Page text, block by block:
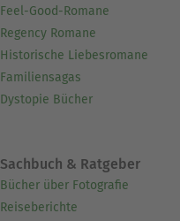
Feel-Good-Romane
Regency Romane
Historische Liebesromane
Familiensagas
Dystopie Bücher
Sachbuch & Ratgeber
Bücher über Fotografie
Reiseberichte